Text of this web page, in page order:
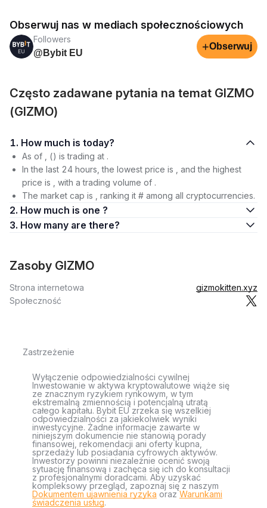
Obserwuj nas w mediach społecznościowych
Followers
@Bybit EU
+Obserwuj
Często zadawane pytania na temat GIZMO
(GIZMO)
1. How much is today?
As of , () is trading at .
In the last 24 hours, the lowest price is , and the highest
price is , with a trading volume of .
The market cap is , ranking it # among all cryptocurrencies.
2. How much is one ?
3. How many are there?
Zasoby GIZMO
Strona internetowa
gizmokitten.xyz
Społeczność
Zastrzeżenie
Wyłączenie odpowiedzialności cywilnej
Inwestowanie w aktywa kryptowalutowe wiąże się
ze znacznym ryzykiem rynkowym, w tym
ekstremalną zmiennością i potencjalną utratą
całego kapitału. Bybit EU zrzeka się wszelkiej
odpowiedzialności za jakiekolwiek wyniki
inwestycyjne. Żadne informacje zawarte w
niniejszym dokumencie nie stanowią porady
finansowej, rekomendacji ani oferty kupna,
sprzedaży lub posiadania cyfrowych aktywów.
Inwestorzy powinni niezależnie ocenić swoją
sytuację finansową i zachęca się ich do konsultacji
z profesjonalnymi doradcami. Aby uzyskać
kompleksowy przegląd, zapoznaj się z naszym
Dokumentem ujawnienia ryzyka orazWarunkami
świadczenia usług.